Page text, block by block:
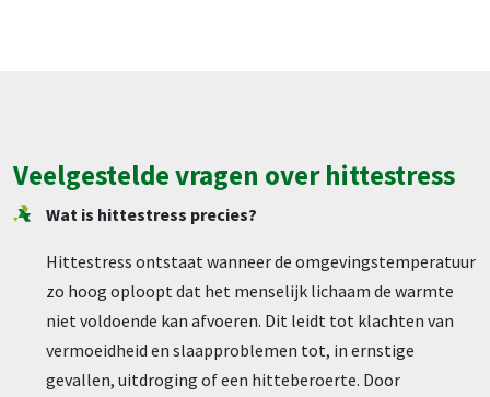
Veelgestelde vragen over hittestress
Wat is hittestress precies?
Hittestress ontstaat wanneer de omgevingstemperatuur
zo hoog oploopt dat het menselijk lichaam de warmte
niet voldoende kan afvoeren. Dit leidt tot klachten van
vermoeidheid en slaapproblemen tot, in ernstige
gevallen, uitdroging of een hitteberoerte. Door